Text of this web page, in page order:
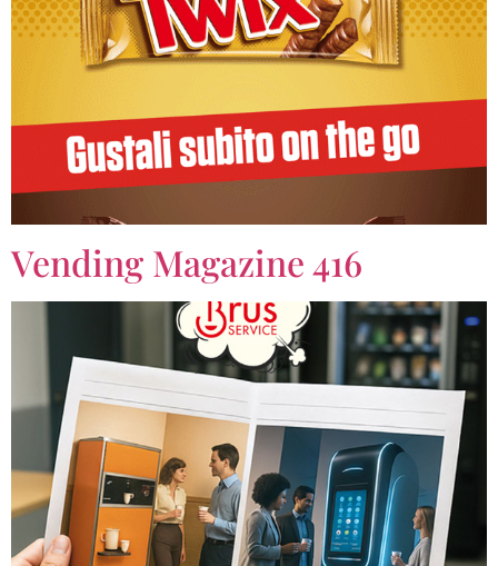
Vending Magazine 416